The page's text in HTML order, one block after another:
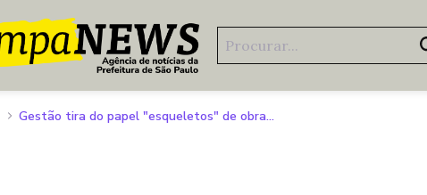
Gestão tira do papel "esqueletos" de obras e projetos parados há mais de 10 anos. Veja o "antes e depois"